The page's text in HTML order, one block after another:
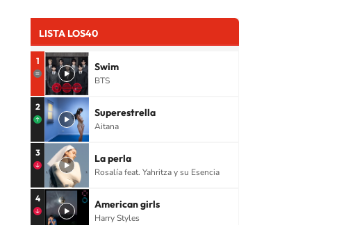
LISTA LOS40
1 Swim
BTS
2 Superestrella
Aitana
3 La perla
Rosalía feat. Yahritza y su Esencia
4 American girls
Harry Styles